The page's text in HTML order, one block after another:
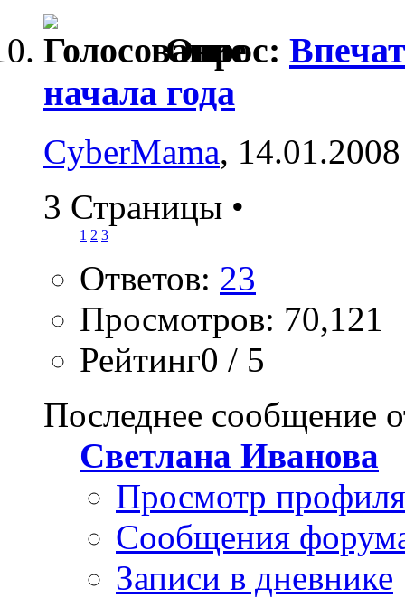
Опрос:
начала года
CyberMama,
3 Страницы •
1 2 3
Ответов: 23
Просмотров: 70,121
Рейтинг0 / 5
Последнее сообщение
Светлана Иванова
Просмотр профиля
Сообщения
Записи в дневнике